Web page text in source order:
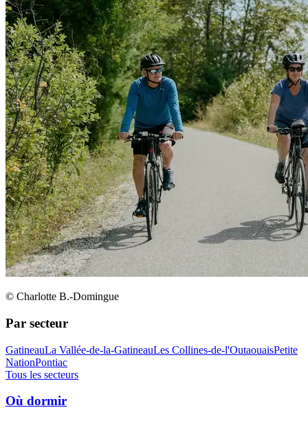
© Charlotte B.-Domingue
Par secteur
GatineauLa Vallée-de-la-GatineauLes Collines-de-l'OutaouaisPetite
NationPontiac
Tous les secteurs
Où dormir